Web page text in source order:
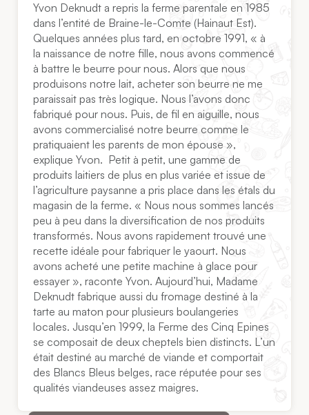
Yvon Deknudt a repris la ferme parentale en 1985
dans l’entité de Braine-le-Comte (Hainaut Est).
Quelques années plus tard, en octobre 1991, « à
la naissance de notre fille, nous avons commencé
à battre le beurre pour nous. Alors que nous
produisons notre lait, acheter son beurre ne me
paraissait pas très logique. Nous l’avons donc
fabriqué pour nous. Puis, de fil en aiguille, nous
avons commercialisé notre beurre comme le
pratiquaient les parents de mon épouse »,
explique Yvon. Petit à petit, une gamme de
produits laitiers de plus en plus variée et issue de
l’agriculture paysanne a pris place dans les étals du
magasin de la ferme. « Nous nous sommes lancés
peu à peu dans la diversification de nos produits
transformés. Nous avons rapidement trouvé une
recette idéale pour fabriquer le yaourt. Nous
avons acheté une petite machine à glace pour
essayer », raconte Yvon. Aujourd’hui, Madame
Deknudt fabrique aussi du fromage destiné à la
tarte au maton pour plusieurs boulangeries
locales. Jusqu’en 1999, la Ferme des Cinq Epines
se composait de deux cheptels bien distincts. L’un
était destiné au marché de viande et comportait
des Blancs Bleus belges, race réputée pour ses
qualités viandeuses assez maigres.